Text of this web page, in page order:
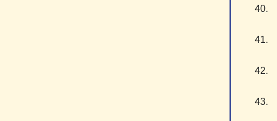
40.
41.
42.
43.